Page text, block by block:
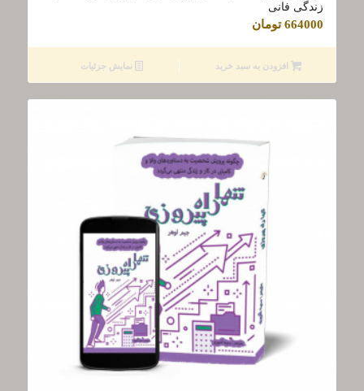
زندگی فانی
664000 تومان
افزودن به سبد خرید نمایش جزئیات